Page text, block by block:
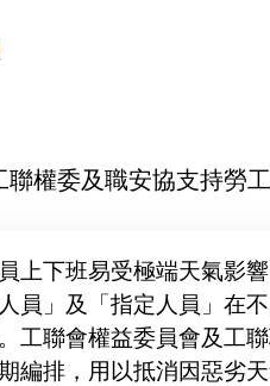
委及職安協支持勞工
上下班易受極端天氣影
員」及「指定人員」在
工聯會權益委員會及工
編排，用以抵消因惡劣